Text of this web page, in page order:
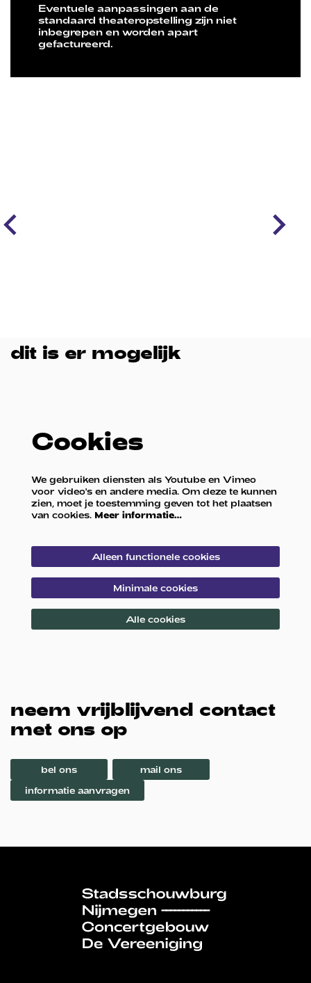
Eventuele aanpassingen aan de
standaard theateropstelling zijn niet
inbegrepen en worden apart
gefactureerd.
dit is er mogelijk
Cookies
We gebruiken diensten als Youtube en Vimeo
voor video's en andere media. Om deze te kunnen
zien, moet je toestemming geven tot het plaatsen
van cookies. Meer informatie…
Alleen functionele cookies
Minimale cookies
Alle cookies
neem vrijblijvend contact
met ons op
bel ons mail ons
informatie aanvragen